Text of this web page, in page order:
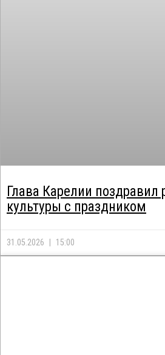
Глава Карелии поздравил
культуры с праздником
31.05.2026 15:00